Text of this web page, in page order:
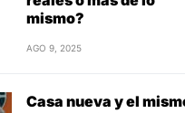
mismo?
AGO 9, 2025
Casa nueva y el